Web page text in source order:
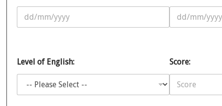
Level of English: Score: